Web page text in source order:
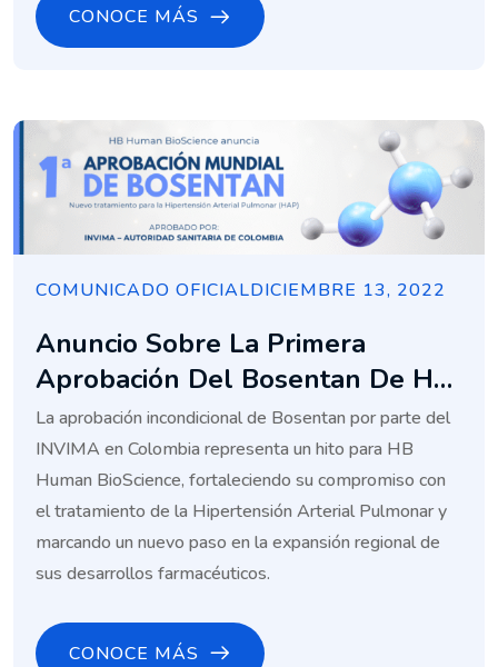
CONOCE MÁS
COMUNICADO OFICIALDICIEMBRE 13, 2022
Anuncio Sobre La Primera
Aprobación Del Bosentan De HB
Human BioScience
La aprobación incondicional de Bosentan por parte del
INVIMA en Colombia representa un hito para HB
Human BioScience, fortaleciendo su compromiso con
el tratamiento de la Hipertensión Arterial Pulmonar y
marcando un nuevo paso en la expansión regional de
sus desarrollos farmacéuticos.
CONOCE MÁS